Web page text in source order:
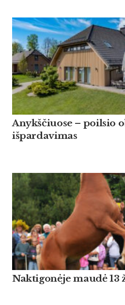
Anykščiuose – poilsio
išpardavimas
Naktigonėje maudė 13